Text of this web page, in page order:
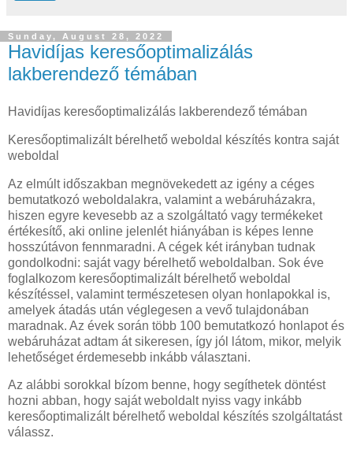
Sunday, August 28, 2022
Havidíjas keresőoptimalizálás
lakberendező témában
Havidíjas keresőoptimalizálás lakberendező témában
Keresőoptimalizált bérelhető weboldal készítés kontra saját
weboldal
Az elmúlt időszakban megnövekedett az igény a céges
bemutatkozó weboldalakra, valamint a webáruházakra,
hiszen egyre kevesebb az a szolgáltató vagy termékeket
értékesítő, aki online jelenlét hiányában is képes lenne
hosszútávon fennmaradni. A cégek két irányban tudnak
gondolkodni: saját vagy bérelhető weboldalban. Sok éve
foglalkozom keresőoptimalizált bérelhető weboldal
készítéssel, valamint természetesen olyan honlapokkal is,
amelyek átadás után véglegesen a vevő tulajdonában
maradnak. Az évek során több 100 bemutatkozó honlapot és
webáruházat adtam át sikeresen, így jól látom, mikor, melyik
lehetőséget érdemesebb inkább választani.
Az alábbi sorokkal bízom benne, hogy segíthetek döntést
hozni abban, hogy saját weboldalt nyiss vagy inkább
keresőoptimalizált bérelhető weboldal készítés szolgáltatást
válassz.